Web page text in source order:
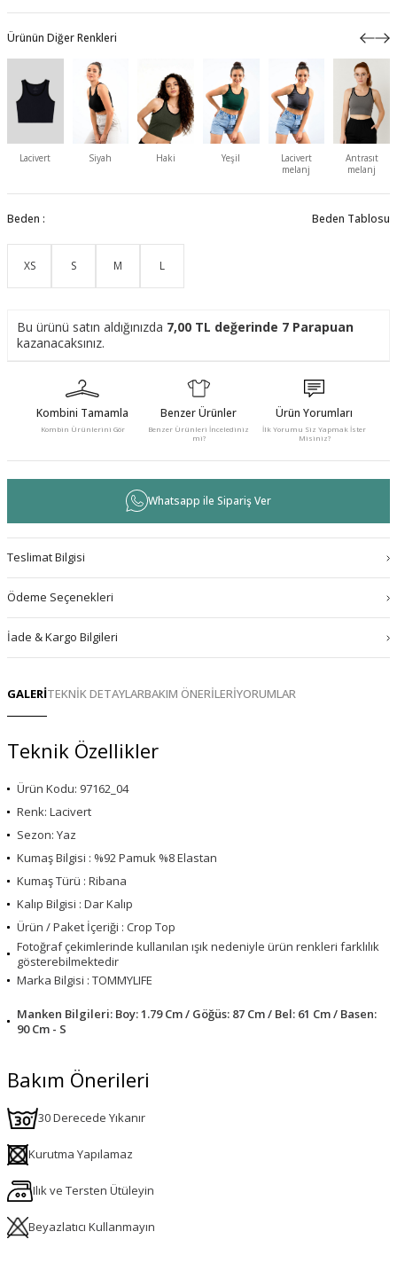
GALERİTEKNİK DETAYLARBAKIM ÖNERİLERİYORUMLAR
Teknik Özellikler
Ürün Kodu: 97162_04
Renk: Lacivert
Sezon: Yaz
Kumaş Bilgisi : %92 Pamuk %8 Elastan
Kumaş Türü : Ribana
Kalıp Bilgisi : Dar Kalıp
Ürün / Paket İçeriği : Crop Top
Fotoğraf çekimlerinde kullanılan ışık nedeniyle ürün renkleri farklılık
gösterebilmektedir
Marka Bilgisi : TOMMYLIFE
Manken Bilgileri: Boy: 1.79 Cm / Göğüs: 87 Cm / Bel: 61 Cm / Basen:
90 Cm - S
Bakım Önerileri
30 Derecede Yıkanır
Kurutma Yapılamaz
Ilık ve Tersten Ütüleyin
Beyazlatıcı Kullanmayın
Ürünün Diğer Renkleri
Lacivert Siyah Haki Yeşil
Lacivert
melanj
Antrasıt
melanj
Beden : Beden Tablosu
XS S M L
Bu ürünü satın aldığınızda 7,00 TL değerinde 7 Parapuan
kazanacaksınız.
Kombini Tamamla
Kombin Ürünlerini Gör
Benzer Ürünler
Benzer Ürünleri İncelediniz
mi?
Ürün Yorumları
İlk Yorumu Siz Yapmak İster
Misiniz?
Whatsapp ile Sipariş Ver
Teslimat Bilgisi
Ödeme Seçenekleri
İade & Kargo Bilgileri